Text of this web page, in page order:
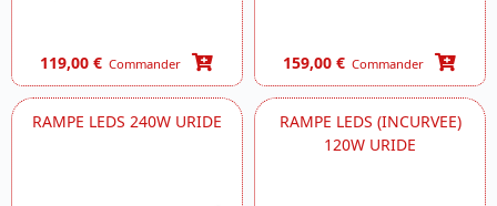
119,00 € Commander 159,00 € Commander
RAMPE LEDS 240W URIDE
RAMPE LEDS (INCURVEE)
120W URIDE